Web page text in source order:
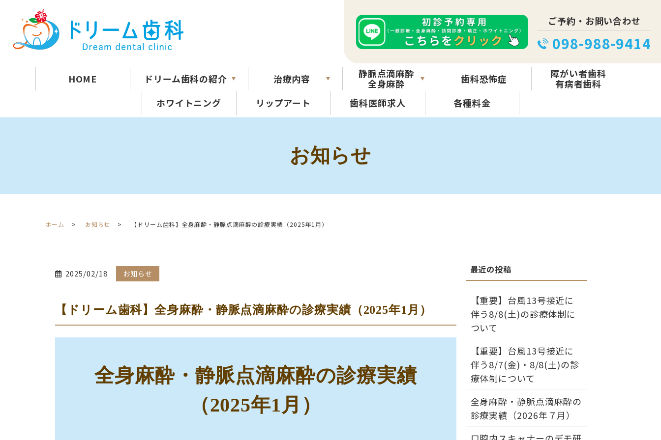
ご予約・お問い合わせ
098-988-9414
HOME ドリーム歯科の紹介 治療内容
静脈点滴麻酔
全身麻酔
歯科恐怖症
障がい者歯科
有病者歯科
ホワイトニング
リップアート 歯科医師求人 各種料金
お知らせ
ホーム お知らせ 【ドリーム歯科】全身麻酔・静脈点滴麻酔の診療実績（2025年1月）
2025/02/18 お知らせ
【ドリーム歯科】全身麻酔・静脈点滴麻酔の診療実績（2025年1月）
全身麻酔・静脈点滴麻酔の診療実績
（2025年1月）
【重要】台風13号接近に
伴う8/8(土)の診療体制に
ついて
【重要】台風13号接近に
伴う8/7(金)・8/8(土)の診
療体制について
全身麻酔・静脈点滴麻酔の
診療実績（2026年７月）